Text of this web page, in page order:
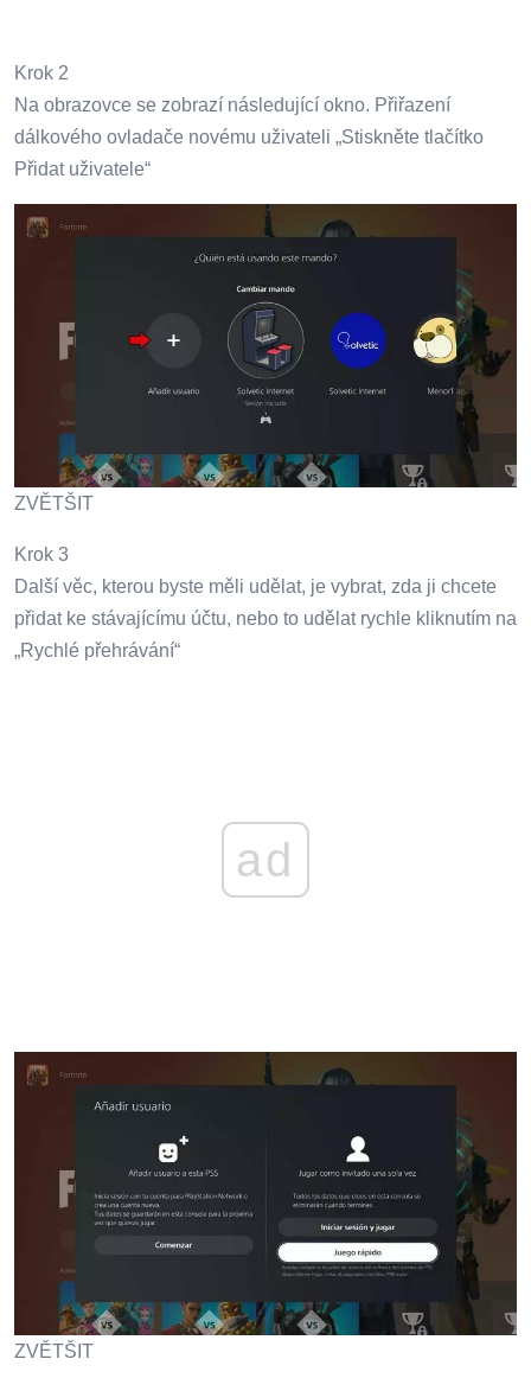
Krok 2
Na obrazovce se zobrazí následující okno. Přiřazení
dálkového ovladače novému uživateli „Stiskněte tlačítko
Přidat uživatele“
ZVĚTŠIT
Krok 3
Další věc, kterou byste měli udělat, je vybrat, zda ji chcete
přidat ke stávajícímu účtu, nebo to udělat rychle kliknutím na
„Rychlé přehrávání“
ad
ZVĚTŠIT